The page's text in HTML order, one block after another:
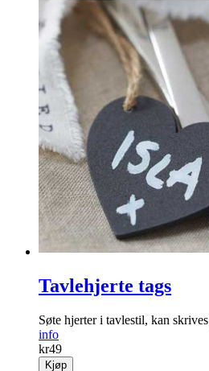
Tavlehjerte tags
Søte hjerter i tavlestil, kan
info
kr49
Kjøp